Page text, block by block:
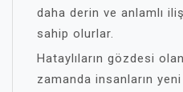
daha derin ve anlamlı
sahip olurlar.
Hataylıların gözdesi
zamanda insanların yeni